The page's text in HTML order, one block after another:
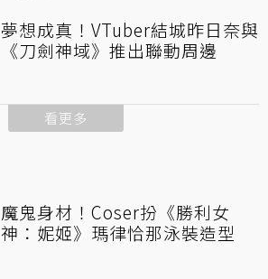
夢想成真！VTuber結城昨日奈與
《刀劍神域》推出聯動周邊
看更多
魔鬼身材！Coser扮《勝利女
神：妮姬》瑪律恰那泳裝造型